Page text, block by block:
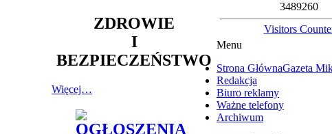
ZDROWIE
I
BEZPIECZEŃSTWO
Więcej…
3489260
Visitors
Menu
Strona GłównaGazeta
Redakcja
Biuro reklamy
Ważne telefony
Archiwum